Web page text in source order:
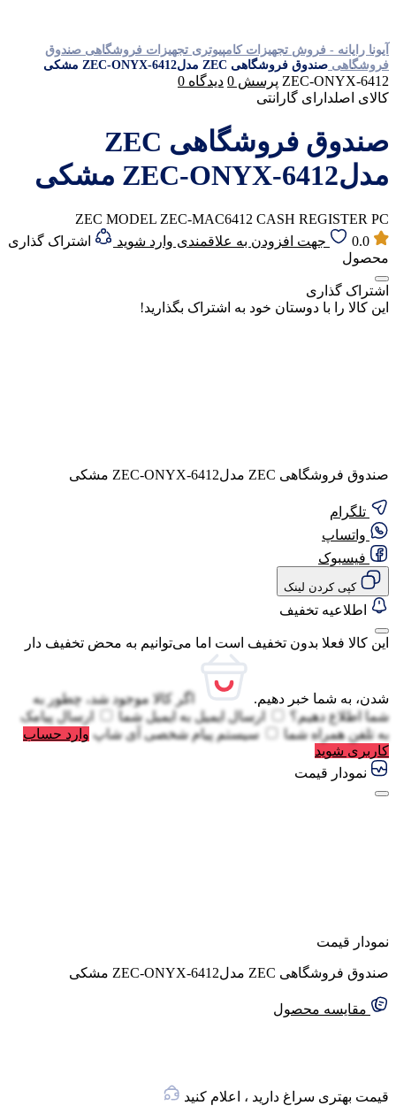
آیونا رایانه - فروش تجهیزات کامپیوتری تجهیزات فروشگاهی صندوق
فروشگاهی صندوق فروشگاهی ZEC مدلZEC-ONYX-6412 مشکی
ZEC-ONYX-6412 پرسش 0 دیدگاه 0
کالای اصلدارای گارانتی
صندوق فروشگاهی ZEC
مدلZEC-ONYX-6412 مشکی
ZEC MODEL ZEC-MAC6412 CASH REGISTER PC
0.0
جهت افزودن به علاقمندی وارد شوید
اشتراک گذاری
محصول
اشتراک گذاری
این کالا را با دوستان خود به اشتراک بگذارید!
صندوق فروشگاهی ZEC مدلZEC-ONYX-6412 مشکی
تلگرام
واتساپ
فیسبوک
کپی کردن لینک
اطلاعیه تخفیف
این کالا فعلا بدون تخفیف است اما می‌توانیم به محض تخفیف دار
شدن، به شما خبر دهیم.
اگر کالا موجود شد، چطور به
شما اطلاع دهیم؟
ارسال ایمیل به ایمیل شما
ارسال پیامک
به تلفن همراه شما سیستم پیام شخصی آی شاپ وارد حساب
کاربری شوید
نمودار قیمت
نمودار قیمت
صندوق فروشگاهی ZEC مدلZEC-ONYX-6412 مشکی
مقایسه محصول
قیمت بهتری سراغ دارید ، اعلام کنید